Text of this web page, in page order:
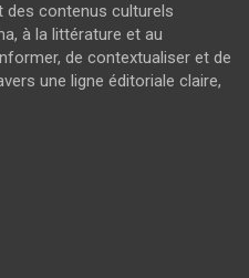
des contenus culturels
à la littérature et au
de contextualiser et de
une ligne éditoriale claire,